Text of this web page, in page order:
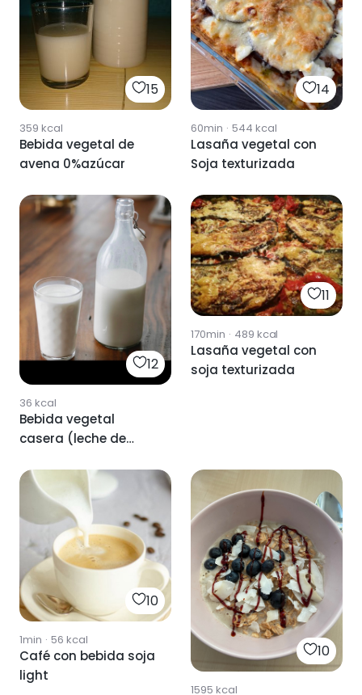
15
359 kcal
Bebida vegetal de
avena 0%azúcar
14
60min · 544 kcal
Lasaña vegetal con
Soja texturizada
12
36 kcal
Bebida vegetal
casera (leche de
11
170min · 489 kcal
Lasaña vegetal con
soja texturizada
10
1min · 56 kcal
Café con bebida soja
light
10
1595 kcal